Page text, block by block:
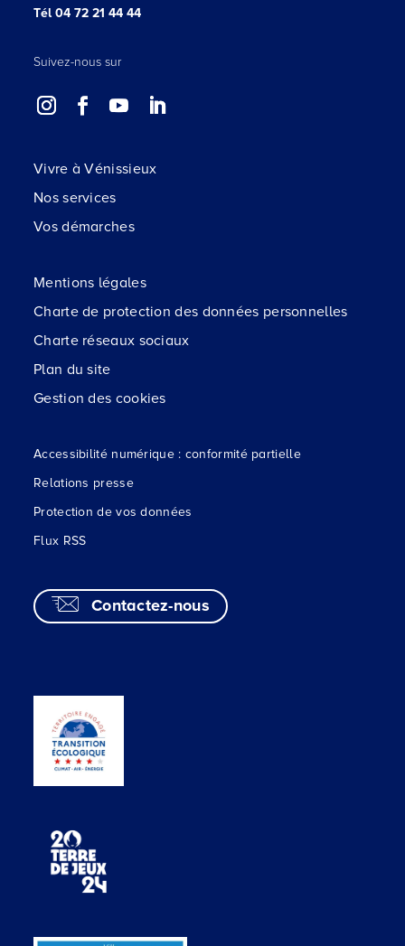
Tél 04 72 21 44 44
Suivez-nous sur
Vivre à Vénissieux
Nos services
Vos démarches
Mentions légales
Charte de protection des données personnelles
Charte réseaux sociaux
Plan du site
Gestion des cookies
Accessibilité numérique : conformité partielle
Relations presse
Protection de vos données
Flux RSS
Contactez-nous